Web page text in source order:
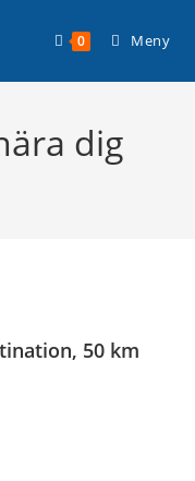
0 Meny
dig
50 km
Läs mer >